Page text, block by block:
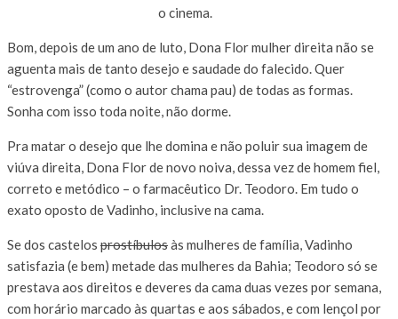
o cinema.
Bom, depois de um ano de luto, Dona Flor mulher direita não se
aguenta mais de tanto desejo e saudade do falecido. Quer
“estrovenga” (como o autor chama pau) de todas as formas.
Sonha com isso toda noite, não dorme.
Pra matar o desejo que lhe domina e não poluir sua imagem de
viúva direita, Dona Flor de novo noiva, dessa vez de homem fiel,
correto e metódico – o farmacêutico Dr. Teodoro. Em tudo o
exato oposto de Vadinho, inclusive na cama.
Se dos castelos prostíbulosàs mulheres de família, Vadinho
satisfazia (e bem) metade das mulheres da Bahia; Teodoro só se
prestava aos direitos e deveres da cama duas vezes por semana,
com horário marcado às quartas e aos sábados, e com lençol por